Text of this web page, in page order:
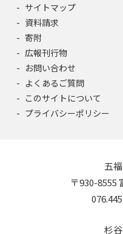
サイトマップ
資料請求
寄附
広報刊行物
お問い合わせ
よくあるご質問
このサイトについて
プライバシーポリシー
五
〒930-8555
杉